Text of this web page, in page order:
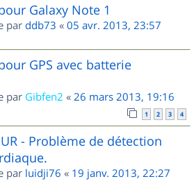
Galaxy Note 1
par ddb73 « 05 avr. 2013, 23:57
GPS avec batterie
par Gibfen2 « 26 mars 2013, 19:16
1 2 3 4
- Problème de détection
par luidji76 « 19 janv. 2013, 22:27